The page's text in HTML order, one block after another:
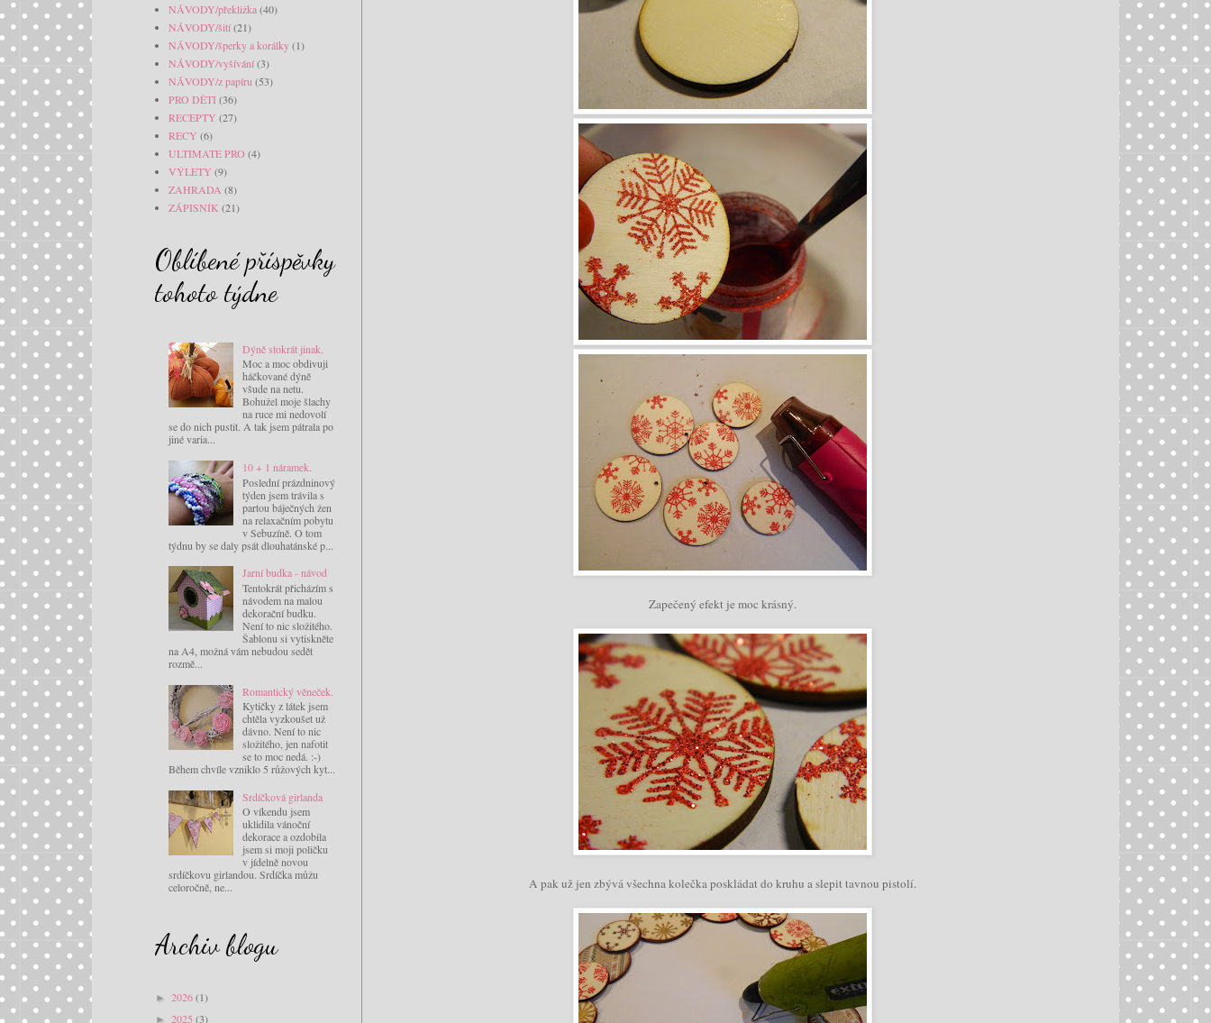
Zapečený efekt je moc krásný.
A pak už jen zbývá všechna kolečka poskládat do kruhu a slepit tavnou pistolí.
NÁVODY/překližka(40)
NÁVODY/šití(21)
NÁVODY/šperky a korálky(1)
NÁVODY/vyšívání(3)
NÁVODY/z papíru (53)
PRO DĚTI(36)
RECEPTY (27)
RECY (6)
ULTIMATE PRO (4)
VÝLETY (9)
ZAHRADA (8)
ZÁPISNÍK (21)
Oblíbené příspěvky
tohoto týdne
Dýně stokrát jinak.
Moc a moc obdivuji
háčkované dýně
všude na netu.
Bohužel moje šlachy
na ruce mi nedovolí
se do nich pustit. A tak jsem pátrala po
jiné varia...
10 + 1 náramek.
Poslední prázdninový
týden jsem trávila s
partou báječných žen
na relaxačním pobytu
v Sebuzíně. O tom
týdnu by se daly psát dlouhatánské p...
Jarní budka - návod
Tentokrát přicházím s
návodem na malou
dekorační budku.
Není to nic složitého.
Šablonu si vytiskněte
na A4, možná vám nebudou sedět
rozmě...
Romantický věneček.
Kytičky z látek jsem
chtěla vyzkoušet už
dávno. Není to nic
složitého, jen nafotit
se to moc nedá. :-)
Během chvíle vzniklo 5 růžových kyt...
Srdíčková girlanda
O víkendu jsem
uklidila vánoční
dekorace a ozdobila
jsem si moji poličku
v jídelně novou
srdíčkovu girlandou. Srdíčka můžu
celoročně, ne...
Archiv blogu
► 2026(1)
► 2025 (3)